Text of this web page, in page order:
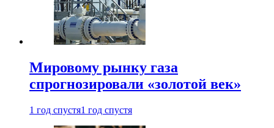
Мировому рынку газа
спрогнозировали «золотой век»
1 год спустя1 год спустя